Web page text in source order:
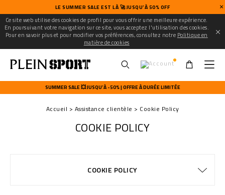
LE SUMMER SALE EST LÀ 🚀 JUSQU’À 50% OFF
Ce site web utilise des cookies de profil pour vous offrir une meilleure expérience.
En poursuivant votre navigation sur ce site, vous acceptez l'utilisation des cookies.
Pour en savoir plus et pour modifier vos préférences, consultez notre Politique en
matière de cookies
s
e
m
e
n
SUMMER SALE 💥 JUSQU’À -50% | OFFRE À DURÉE LIMITÉE
Accueil Assistance clientèle Cookie Policy
COOKIE POLICY
COOKIE POLICY